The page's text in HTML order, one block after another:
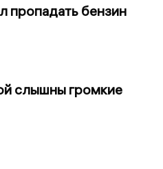
пропадать бензин
слышны громкие